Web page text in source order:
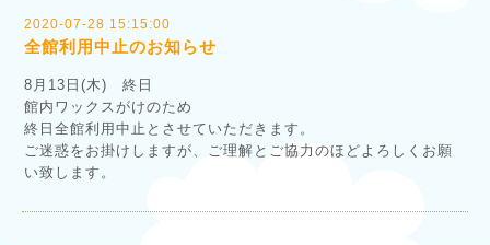
2020-07-28 15:15:00
全館利用中止のお知らせ
8月13日(木) 終日
館内ワックスがけのため
終日全館利用中止とさせていただきます。
ご迷惑をお掛けしますが、ご理解とご協力のほどよろしくお願
い致します。